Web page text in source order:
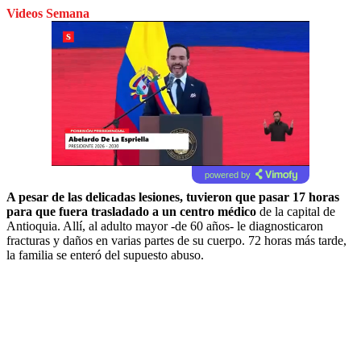
Videos Semana
powered by
A pesar de las delicadas lesiones, tuvieron que pasar 17 horas
para que fuera trasladado a un centro médico de la capital de
Antioquia. Allí, al adulto mayor -de 60 años- le diagnosticaron
fracturas y daños en varias partes de su cuerpo. 72 horas más tarde,
la familia se enteró del supuesto abuso.